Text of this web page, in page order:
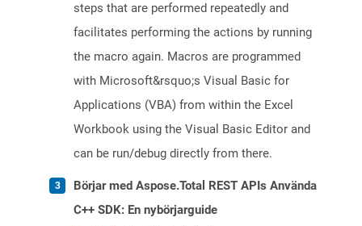
steps that are performed repeatedly and
facilitates performing the actions by running
the macro again. Macros are programmed
with Microsoft&rsquo;s Visual Basic for
Applications (VBA) from within the Excel
Workbook using the Visual Basic Editor and
can be run/debug directly from there.
Börjar med Aspose.Total REST APIs Använda
C++ SDK: En nybörjarguide